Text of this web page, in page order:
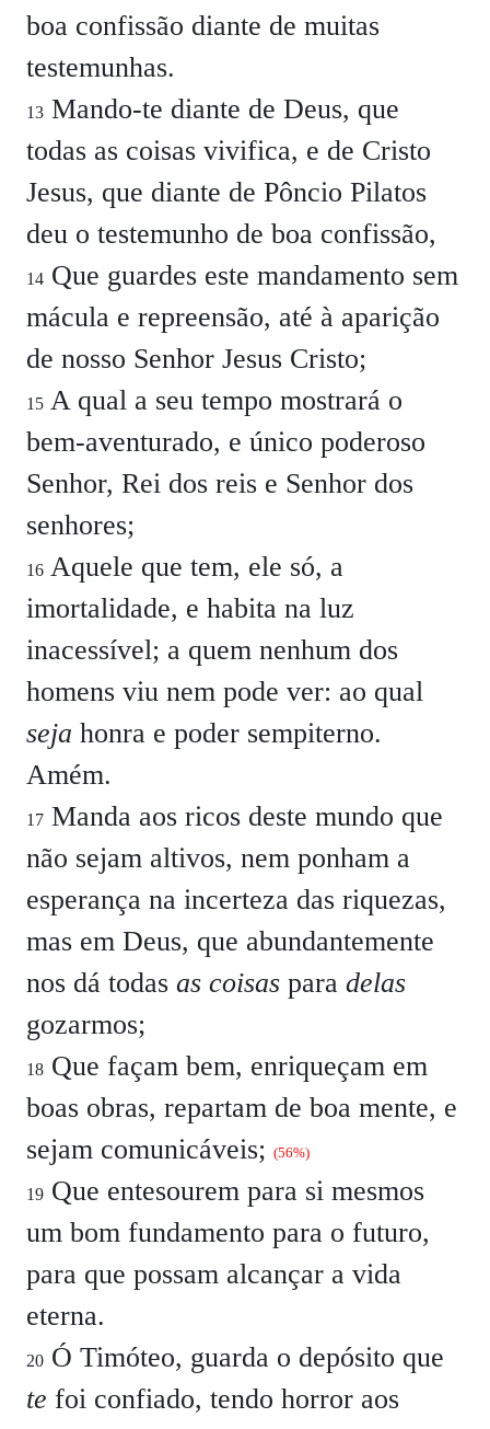
boa confissão diante de muitas
testemunhas.
13 Mando-te diante de Deus, que
todas as coisas vivifica, e de Cristo
Jesus, que diante de Pôncio Pilatos
deu o testemunho de boa confissão,
14 Que guardes este mandamento sem
mácula e repreensão, até à aparição
de nosso Senhor Jesus Cristo;
15 A qual a seu tempo mostrará o
bem-aventurado, e único poderoso
Senhor, Rei dos reis e Senhor dos
senhores;
16 Aquele que tem, ele só, a
imortalidade, e habita na luz
inacessível; a quem nenhum dos
homens viu nem pode ver: ao qual
seja honra e poder sempiterno.
Amém.
17 Manda aos ricos deste mundo que
não sejam altivos, nem ponham a
esperança na incerteza das riquezas,
mas em Deus, que abundantemente
nos dá todas as coisas para delas
gozarmos;
18 Que façam bem, enriqueçam em
boas obras, repartam de boa mente, e
sejam comunicáveis; (56%)
19 Que entesourem para si mesmos
um bom fundamento para o futuro,
para que possam alcançar a vida
eterna.
20 Ó Timóteo, guarda o depósito que
te foi confiado, tendo horror aos